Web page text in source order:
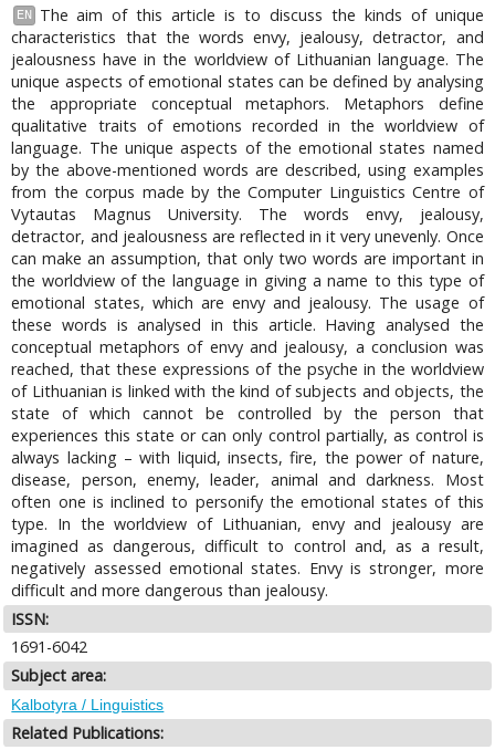
EN
The aim of this article is to discuss the kinds of unique
characteristics that the words envy, jealousy, detractor, and
jealousness have in the worldview of Lithuanian language. The
unique aspects of emotional states can be defined by analysing
the appropriate conceptual metaphors. Metaphors define
qualitative traits of emotions recorded in the worldview of
language. The unique aspects of the emotional states named
by the above-mentioned words are described, using examples
from the corpus made by the Computer Linguistics Centre of
Vytautas Magnus University. The words envy, jealousy,
detractor, and jealousness are reflected in it very unevenly. Once
can make an assumption, that only two words are important in
the worldview of the language in giving a name to this type of
emotional states, which are envy and jealousy. The usage of
these words is analysed in this article. Having analysed the
conceptual metaphors of envy and jealousy, a conclusion was
reached, that these expressions of the psyche in the worldview
of Lithuanian is linked with the kind of subjects and objects, the
state of which cannot be controlled by the person that
experiences this state or can only control partially, as control is
always lacking – with liquid, insects, fire, the power of nature,
disease, person, enemy, leader, animal and darkness. Most
often one is inclined to personify the emotional states of this
type. In the worldview of Lithuanian, envy and jealousy are
imagined as dangerous, difficult to control and, as a result,
negatively assessed emotional states. Envy is stronger, more
difficult and more dangerous than jealousy.
ISSN:
1691-6042
Subject area:
Kalbotyra / Linguistics
Related Publications: